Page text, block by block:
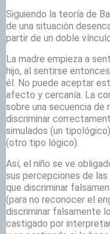
Siguiendo la teoría de
de una situación
partir de un doble
La madre empieza a
hijo, al sentirse
él. No puede aceptar
afecto y cercanía. La
sobre una secuencia de
discriminar
simulados (un
(otro tipo lógico).
Así, el niño se ve
sus percepciones de
que discriminar
(para no reconocer el
discriminar falsamente
castigado por